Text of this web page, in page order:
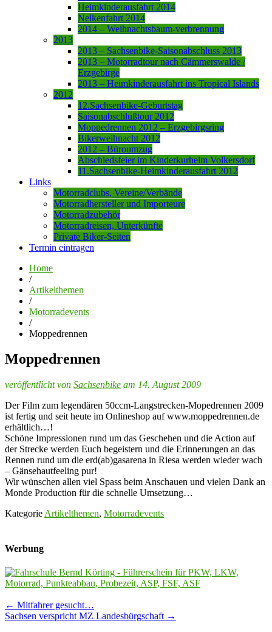
Heimkinderausfahrt 2014
Nelkenfahrt 2014
2014 – Weihnachtsbaum-verbrennung
2013
2013 – Sachsenbike-Saisonabschluss 2013
2013 – Motorradtour nach Cämmerswalde /
Erzgebirge
2013 – Heimkinderausfahrt ins Tropical Islands
2012
12.Sachsenbike-Geburtstag
Saisonabschlußtour 2012
Moppedrennen 2012 – Erzgebirgsring
Bikerweihnacht 2012
2012 – Büroumzug
Abschiedsfeier im Kinderkurheim Volkersdorf
11.Sachsenbike-Heimkinderausfahrt 2012
Links
Motorradclubs, Vereine/Verbände
Motorradhersteller und Importeure
Motorradzubehör
Motorradreisen, Unterkünfte
Private Biker-Seiten
Termin eintragen
Home
/
Artikelthemen
/
Motorradevents
/
Moppedrennen
Moppedrennen
veröffentlicht von Sachsenbike am 14. August 2009
Der Film zum legendären 50ccm-Langstrecken-Mopedrennen 2009
ist fertig und seit heute im Onlineshop auf www.moppedrennen.de
erhältlich…!
Schöne Impressionen rund um das Geschehen und die Action auf
der Strecke werden Euch begeistern und die Erinnerungen an das
Rennen rund um die erd(ab)gasarena in Riesa werden wieder wach
– Gänsehautfeeling pur!
Wir wünschen allen viel Spass beim Anschauen und vielen Dank an
Monde Production für die schnelle Umsetzung…
Kategorie Artikelthemen, Motorradevents
Werbung
Post
navigation
← Mitfahrer gesucht…
Sachsen verspricht MZ Landesbürgschaft →